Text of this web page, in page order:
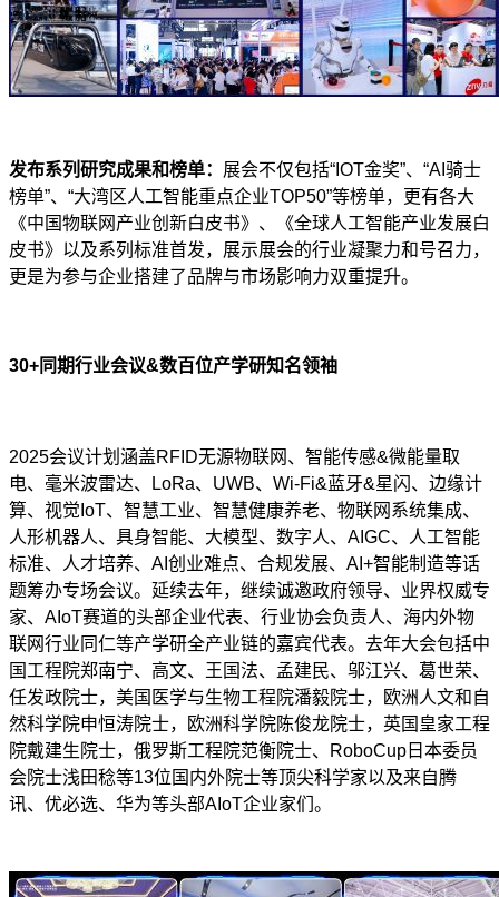
发布系列研究成果和榜单： 展会不仅包括“IOT金奖”、“AI骑士
榜单”、“大湾区人工智能重点企业TOP50”等榜单，更有各大
《中国物联网产业创新白皮书》、《全球人工智能产业发展白
皮书》以及系列标准首发，展示展会的行业凝聚力和号召力，
更是为参与企业搭建了品牌与市场影响力双重提升。
30+同期行业会议&数百位产学研知名领袖
2025会议计划涵盖RFID无源物联网、智能传感&微能量取
电、毫米波雷达、LoRa、UWB、Wi-Fi&蓝牙&星闪、边缘计
算、视觉IoT、智慧工业、智慧健康养老、物联网系统集成、
人形机器人、具身智能、大模型、数字人、AIGC、人工智能
标准、人才培养、AI创业难点、合规发展、AI+智能制造等话
题筹办专场会议。延续去年，继续诚邀政府领导、业界权威专
家、AIoT赛道的头部企业代表、行业协会负责人、海内外物
联网行业同仁等产学研全产业链的嘉宾代表。去年大会包括中
国工程院郑南宁、高文、王国法、孟建民、邬江兴、葛世荣、
任发政院士，美国医学与生物工程院潘毅院士，欧洲人文和自
然科学院申恒涛院士，欧洲科学院陈俊龙院士，英国皇家工程
院戴建生院士，俄罗斯工程院范衡院士、RoboCup日本委员
会院士浅田稔等13位国内外院士等顶尖科学家以及来自腾
讯、优必选、华为等头部AIoT企业家们。